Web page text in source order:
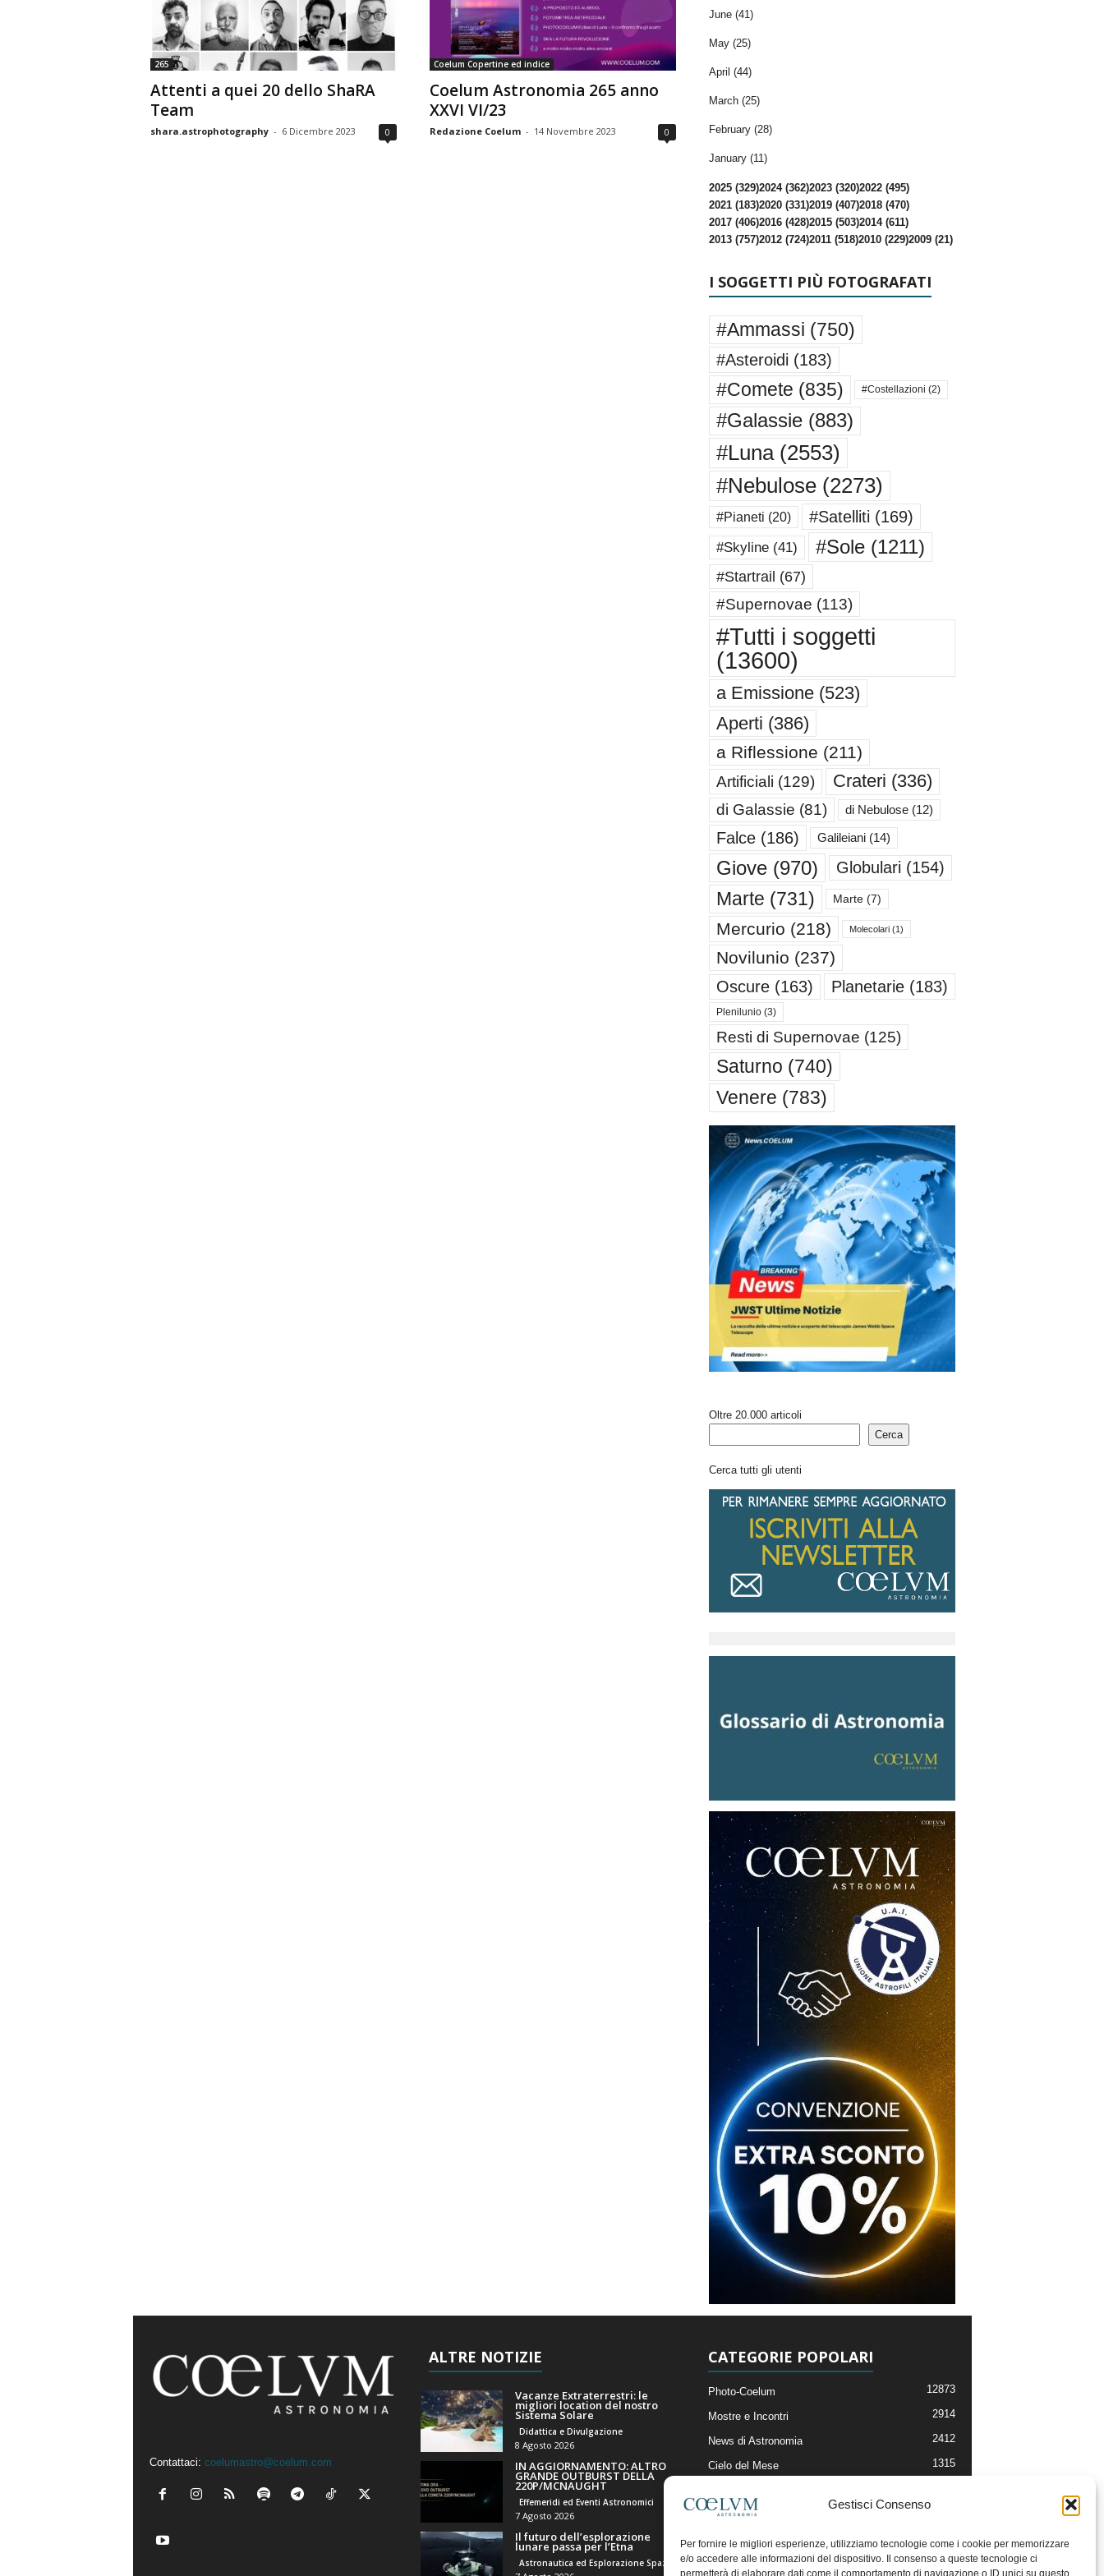
Gestisci Consenso
Per fornire le migliori esperienze, utilizziamo tecnologie come i cookie per memorizzare
e/o accedere alle informazioni del dispositivo. Il consenso a queste tecnologie ci
permetterà di elaborare dati come il comportamento di navigazione o ID unici su questo
n
o
m
i
a
265
Attenti a quei 20 dello ShaRA
Team
shara.astrophotography - 6 Dicembre 2023 0
Coelum Copertine ed indice
Coelum Astronomia 265 anno
XXVI VI/23
Redazione Coelum - 14 Novembre 2023 0
June (41)
May (25)
April (44)
March (25)
February (28)
January (11)
2025 (329)2024 (362)2023 (320)2022 (495)
2021 (183)2020 (331)2019 (407)2018 (470)
2017 (406)2016 (428)2015 (503)2014 (611)
2013 (757)2012 (724)2011 (518)2010 (229)2009 (21)
I SOGGETTI PIÙ FOTOGRAFATI
#Ammassi (750)
#Asteroidi (183)
#Comete (835) #Costellazioni (2)
#Galassie(883)
#Luna(2553)
#Nebulose(2273)
#Pianeti (20) #Satelliti (169)
#Skyline(41) #Sole(1211)
#Startrail (67)
#Supernovae (113)
#Tutti i soggetti
(13600)
a Emissione(523)
Aperti (386)
a Riflessione (211)
Artificiali (129) Crateri (336)
di Galassie (81) di Nebulose(12)
Falce(186) Galileiani(14)
Giove(970) Globulari (154)
Marte (731) Marte(7)
Mercurio (218) Molecolari(1)
Novilunio (237)
Oscure(163) Planetarie(183)
Plenilunio(3)
Resti di Supernovae (125)
Saturno (740)
Venere (783)
Oltre 20.000 articoli
Cerca
Cerca tutti gli utenti
Contattaci: coelumastro@coelum.com
ALTRE NOTIZIE
Vacanze Extraterrestri: le
migliori location del nostro
Sistema Solare
Didattica e Divulgazione
8 Agosto 2026
IN AGGIORNAMENTO: ALTRO
GRANDE OUTBURST DELLA
220P/MCNAUGHT
Effemeridi ed Eventi Astronomici
7 Agosto 2026
Il futuro dell’esplorazione
lunare passa per l’Etna
CATEGORIE POPOLARI
Photo-Coelum 12873
Mostre e Incontri 2914
News di Astronomia 2412
Cielo del Mese 1315
Articoli e Risorse On-Line
Il Blog della Redazione